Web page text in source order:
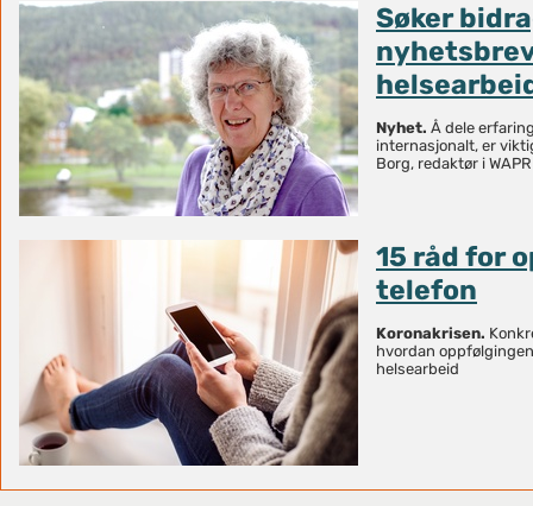
Søker
Nyhet. Å dele
internasjonalt, er
Borg, redaktør i
15 råd for
telefon
Koronakrisen.
hvordan
helsearbeid